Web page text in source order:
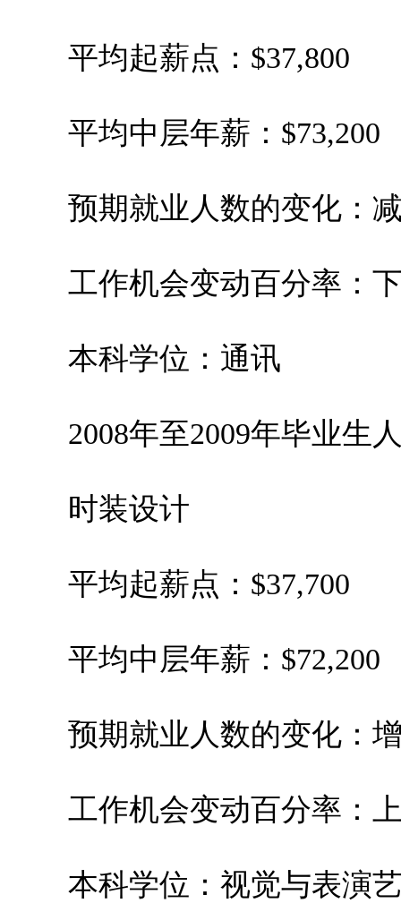
平均起薪点：$37,800
平均中层年薪：$73,200
预期就业人数的变化：减
工作机会变动百分率：下
本科学位：通讯
2008年至2009年毕业生人
时装设计
平均起薪点：$37,700
平均中层年薪：$72,200
预期就业人数的变化：增
工作机会变动百分率：上
本科学位：视觉与表演